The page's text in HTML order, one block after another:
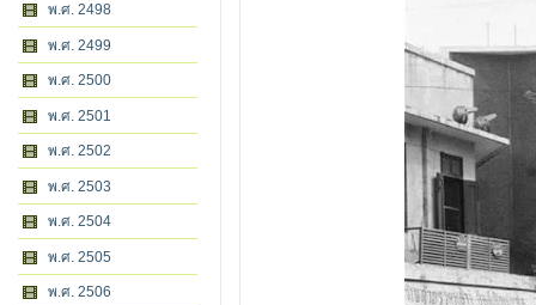
พ.ศ. 2498
พ.ศ. 2499
พ.ศ. 2500
พ.ศ. 2501
พ.ศ. 2502
พ.ศ. 2503
พ.ศ. 2504
พ.ศ. 2505
พ.ศ. 2506